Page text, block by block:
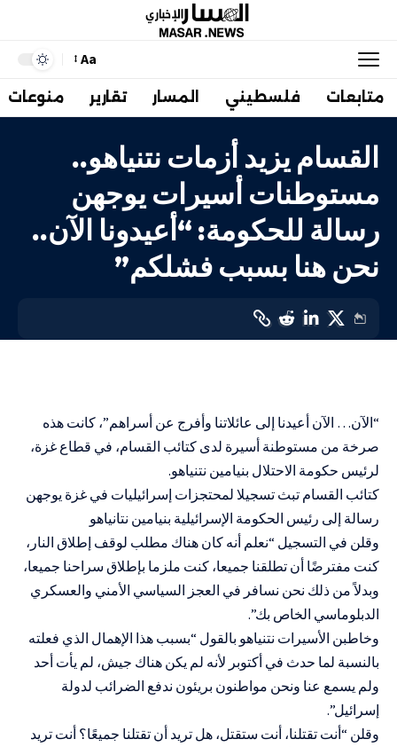
Aa
متابعات فلسطيني المسار تقارير منوعات
القسام يزيد أزمات نتنياهو..
مستوطنات أسيرات يوجهن
رسالة للحكومة: “أعيدونا الآن..
نحن هنا بسبب فشلكم”
“الآن… الآن أعيدنا إلى عائلاتنا وأفرج عن أسراهم”، كانت هذه
صرخة من مستوطنة أسيرة لدى كتائب القسام، في قطاع غزة،
لرئيس حكومة الاحتلال بنيامين نتنياهو.
كتائب القسام تبث تسجيلا لمحتجزات إسرائيليات في غزة يوجهن
رسالة إلى رئيس الحكومة الإسرائيلية بنيامين نتانياهو
وقلن في التسجيل “نعلم أنه كان هناك مطلب لوقف إطلاق النار،
كنت مفترضًا أن تطلقنا جميعا، كنت ملزما بإطلاق سراحنا جميعا،
وبدلاً من ذلك نحن نسافر في العجز السياسي الأمني والعسكري
الدبلوماسي الخاص بك”.
وخاطبن الأسيرات نتنياهو بالقول “بسبب هذا الإهمال الذي فعلته
بالنسبة لما حدث في أكتوبر لأنه لم يكن هناك جيش، لم يأت أحد
ولم يسمع عنا ونحن مواطنون بريئون ندفع الضرائب لدولة
إسرائيل”.
وقلن “أنت تقتلنا، أنت ستقتل، هل تريد أن تقتلنا جميعًا؟ أنت تريد